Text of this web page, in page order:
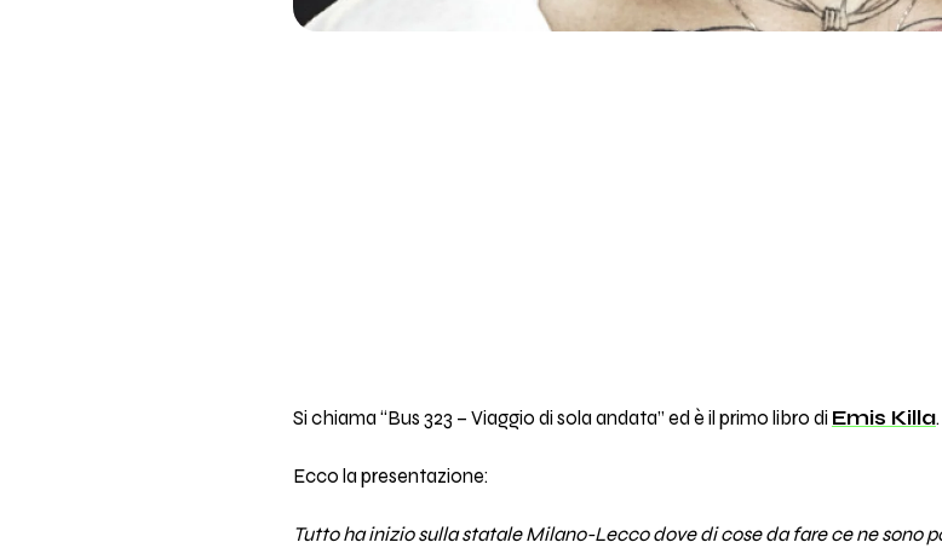
Si chiama “Bus 323 – Viaggio di sola andata” ed è il primo libro di Emis Killa
Ecco la presentazione:
Tutto ha inizio sulla statale Milano-Lecco dove di cose da fare ce ne sono